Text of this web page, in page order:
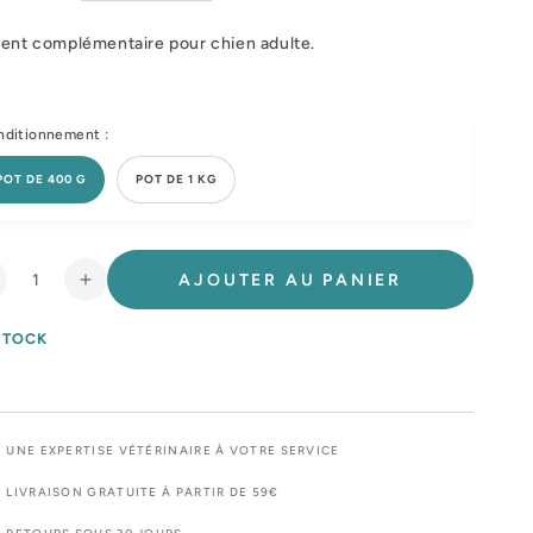
complémentaire pour chien adulte.
:
DE 400 G POT DE 1 KG
Augmenter
Poudre
AJOUTER AU PANIER
UNE EXPERTISE VÉTÉRINAIRE À VOTRE SERVICE
LIVRAISON GRATUITE À PARTIR DE 59€